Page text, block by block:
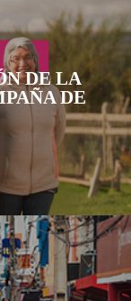
DE LA
DE